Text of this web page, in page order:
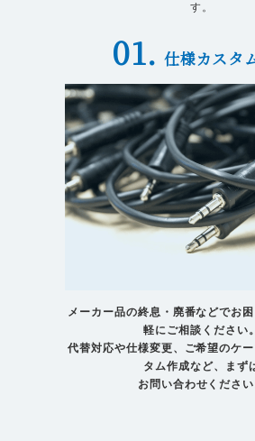
す。
01. 仕様カスタ
メーカー品の終息・廃番などでお
軽にご相談ください。
代替対応や仕様変更、ご希望のケ
タム作成など、まず
お問い合わせください